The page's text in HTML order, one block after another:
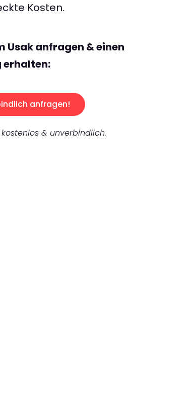
Kosten.
Usak anfragen & einen
erhalten:
anfragen!
kostenlos & unverbindlich.